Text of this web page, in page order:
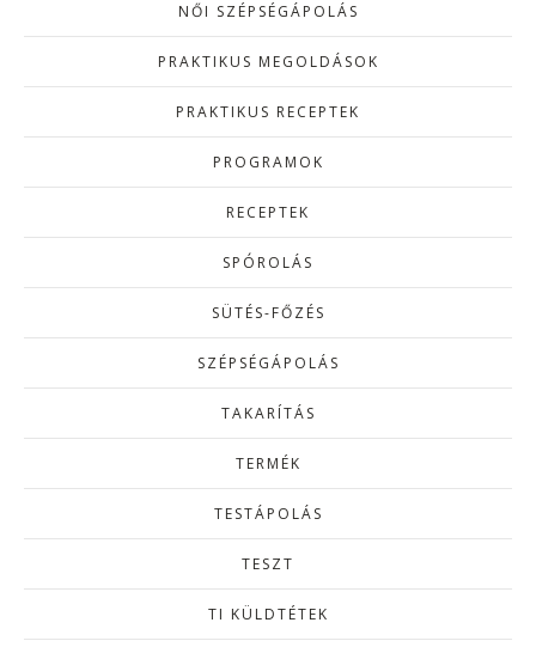
NŐI SZÉPSÉGÁPOLÁS
PRAKTIKUS MEGOLDÁSOK
PRAKTIKUS RECEPTEK
PROGRAMOK
RECEPTEK
SPÓROLÁS
SÜTÉS-FŐZÉS
SZÉPSÉGÁPOLÁS
TAKARÍTÁS
TERMÉK
TESTÁPOLÁS
TESZT
TI KÜLDTÉTEK